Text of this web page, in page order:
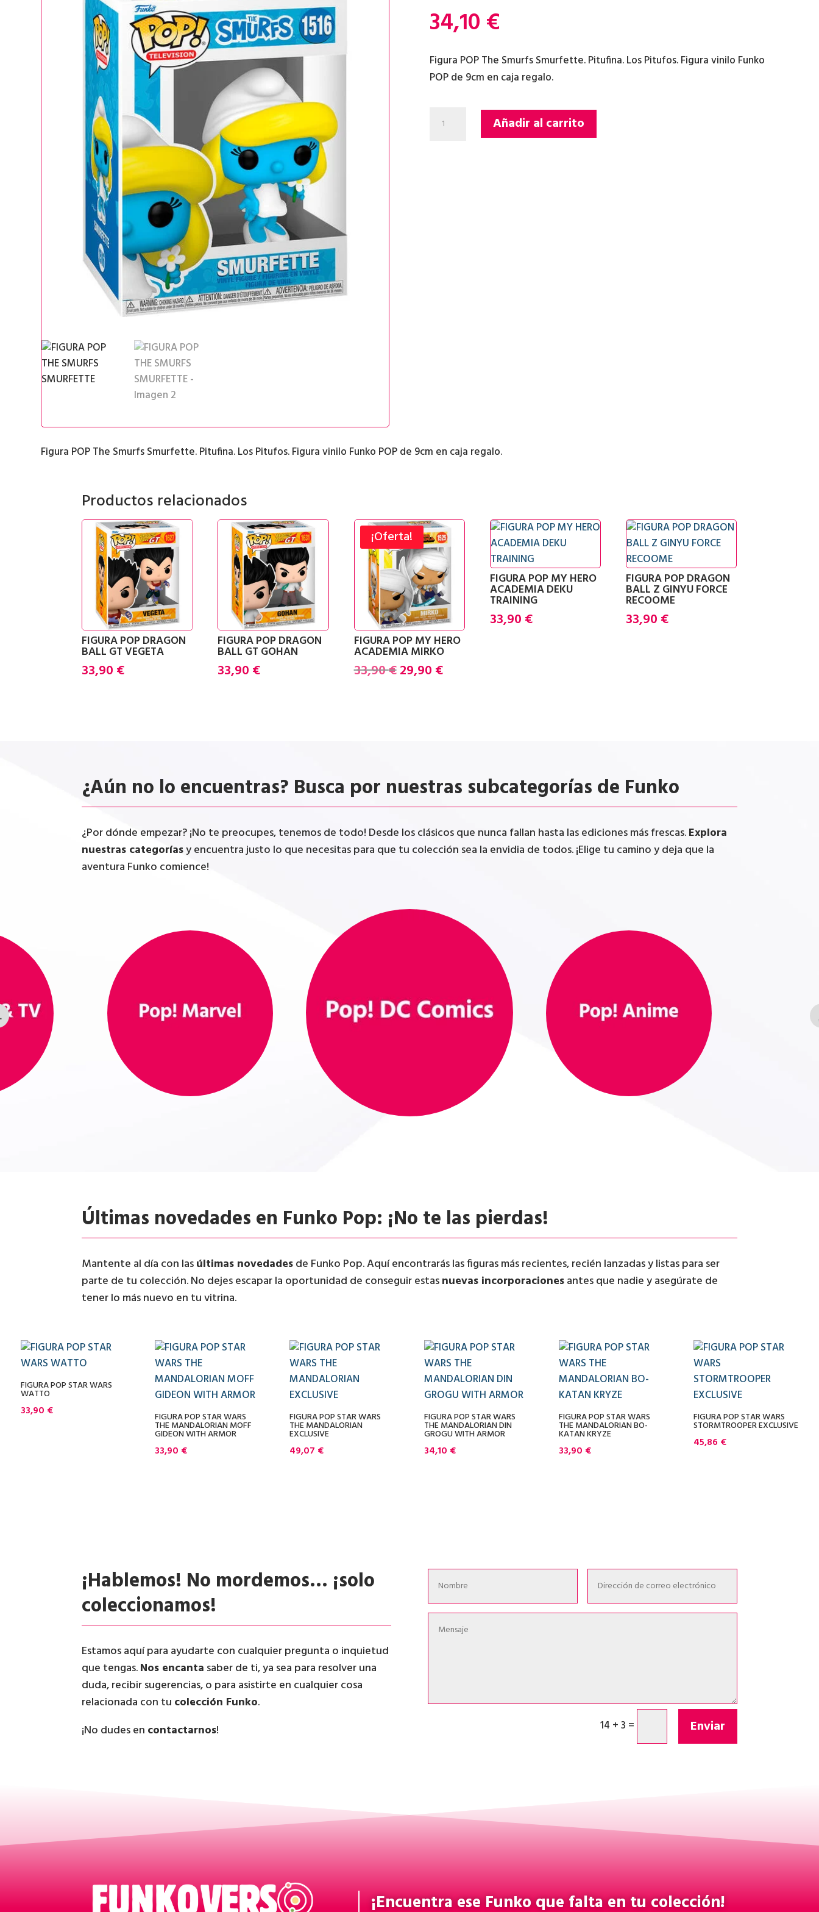
34,10€
Figura POP The Smurfs Smurfette. Pitufina. Los Pitufos. Figura vinilo Funko
POP de 9cm en caja regalo.
POP
Añadir al carrito
Figura POP The Smurfs Smurfette. Pitufina. Los Pitufos. Figura vinilo Funko POP de 9cm en caja regalo.
Productos relacionados
FIGURA POP DRAGON
BALL GT VEGETA
33,90 €
FIGURA POP DRAGON
BALL GT GOHAN
33,90 €
¡Oferta!
FIGURA POP MY HERO
ACADEMIA MIRKO
33,90€El
29,90 €El
FIGURA POP MY HERO
ACADEMIA DEKU
TRAINING
33,90 €
FIGURA POP DRAGON
BALL Z GINYU FORCE
RECOOME
33,90 €
¿Aún no lo encuentras? Busca por nuestras subcategorías de Funko
¿Por dónde empezar? ¡No te preocupes, tenemos de todo! Desde los clásicos que nunca fallan hasta las ediciones más frescas.Explora
nuestras categoríasy encuentra justo lo que necesitas para que tu colección sea la envidia de todos. ¡Elige tu camino y deja que la
aventura Funko comience!
Últimas novedades en Funko Pop: ¡No te las pierdas!
Mantente al día con lasúltimas novedadesde Funko Pop. Aquí encontrarás las figuras más recientes, recién lanzadas y listas para ser
parte de tu colección. No dejes escapar la oportunidad de conseguir estasnuevas incorporacionesantes que nadie y asegúrate de
tener lo más nuevo en tu vitrina.
FIGURA POP STAR WARS
WATTO
33,90 € FIGURA POP STAR WARS
THE MANDALORIAN MOFF
GIDEON WITH ARMOR
33,90 €
FIGURA POP STAR WARS
THE MANDALORIAN
EXCLUSIVE
49,07 €
FIGURA POP STAR WARS
THE MANDALORIAN DIN
GROGU WITH ARMOR
34,10 €
FIGURA POP STAR WARS
THE MANDALORIAN BO-
KATAN KRYZE
33,90 €
FIGURA POP STAR WARS
STORMTROOPER EXCLUSIVE
45,86 €
¡Hablemos! No mordemos… ¡solo
coleccionamos!
Estamos aquí para ayudarte con cualquier pregunta o inquietud
que tengas.Nos encanta saber de ti, ya sea para resolver una
duda, recibir sugerencias, o para asistirte en cualquier cosa
relacionada con tu colección Funko.
¡No dudes en contactarnos! 14 + 3 = Enviar
¡Encuentra eseFunkoque falta en tu colección!